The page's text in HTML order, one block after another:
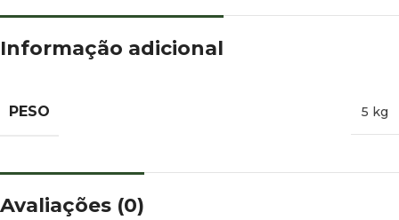
Informação adicional
PESO 5 kg
Avaliações (0)